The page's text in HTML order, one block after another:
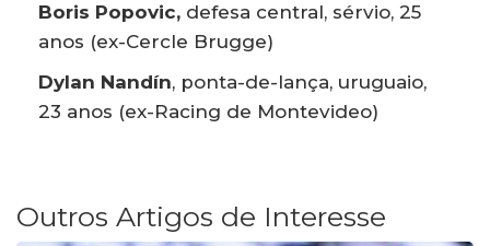
Boris Popovic, defesa central, sérvio, 25
anos (ex-Cercle Brugge)
Dylan Nandín, ponta-de-lança, uruguaio,
23 anos (ex-Racing de Montevideo)
Outros Artigos de Interesse